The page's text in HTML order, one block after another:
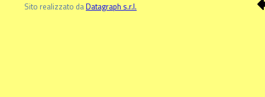
Sito realizzato daDatagraph s.r.l.